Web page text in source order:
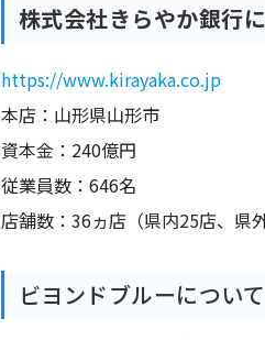
株式会社きらやか銀行
https://www.kirayaka.co.jp
本店：山形県山形市
資本金：240億円
従業員数：646名
店舗数：36ヵ店（県内25店、県
ビヨンドブルーについて